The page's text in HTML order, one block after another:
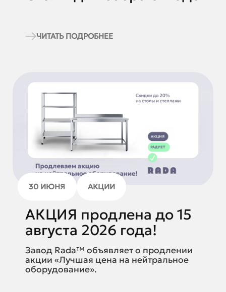
ЧИТАТЬ ПОДРОБНЕЕ
30 ИЮНЯ АКЦИИ
АКЦИЯ продлена до 15
августа 2026 года!
Завод Rada™ объявляет о продлении
акции «Лучшая цена на нейтральное
оборудование».